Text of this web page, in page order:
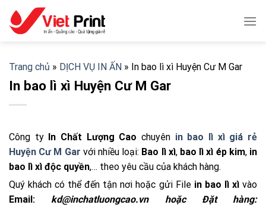
content
Trang chủ » DỊCH VỤ IN ẤN » In bao lì xì Huyện Cư M Gar
In bao lì xì Huyện Cư M Gar
Công ty In Chất Lượng Cao chuyên in bao lì xì giá rẻ
Huyện Cư M Gar với nhiều loại: Bao lì xì, bao lì xì ép kim, in
bao lì xì độc quyền,… theo yêu cầu của khách hàng.
Quý khách có thể đến tận nơi hoặc gửi File in bao lì xìvào
Email: kd@inchatluongcao.vn hoặc Đặt hàng: